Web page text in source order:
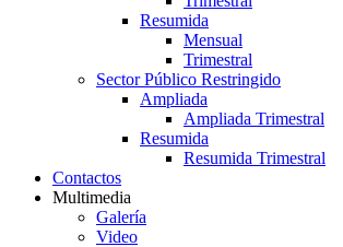
Resumida
Mensual
Trimestral
Sector Público Restringido
Ampliada
Ampliada Trimestral
Resumida
Resumida Trimestral
Contactos
Multimedia
Galería
Video